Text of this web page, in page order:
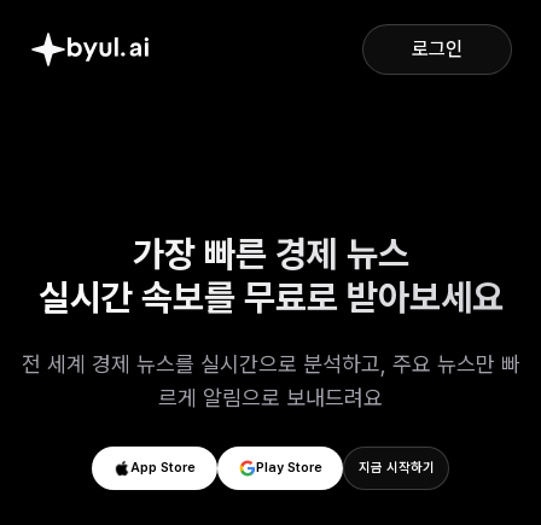
로그인
가장 빠른 경제 뉴스
실시간 속보를 무료로 받아보세요
전 세계 경제 뉴스를 실시간으로 분석하고, 주요 뉴스만 빠
르게 알림으로 보내드려요
App Store Play Store 지금 시작하기